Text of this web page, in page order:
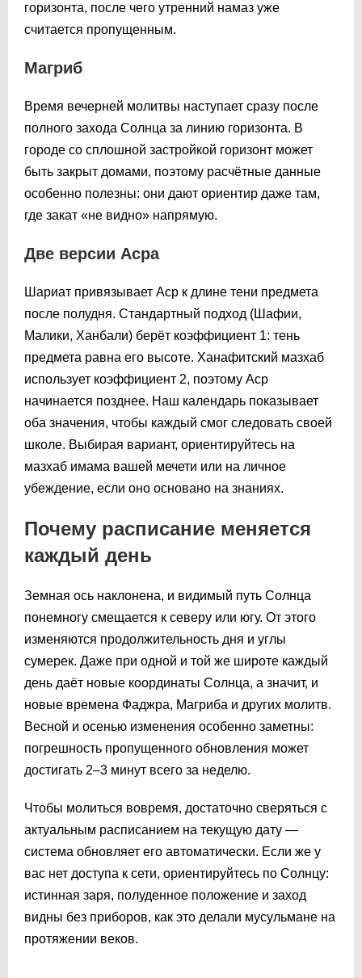
горизонта, после чего утренний намаз уже
считается пропущенным.
Магриб
Время вечерней молитвы наступает сразу после
полного захода Солнца за линию горизонта. В
городе со сплошной застройкой горизонт может
быть закрыт домами, поэтому расчётные данные
особенно полезны: они дают ориентир даже там,
где закат «не видно» напрямую.
Две версии Асра
Шариат привязывает Аср к длине тени предмета
после полудня. Стандартный подход (Шафии,
Малики, Ханбали) берёт коэффициент 1: тень
предмета равна его высоте. Ханафитский мазхаб
использует коэффициент 2, поэтому Аср
начинается позднее. Наш календарь показывает
оба значения, чтобы каждый смог следовать своей
школе. Выбирая вариант, ориентируйтесь на
мазхаб имама вашей мечети или на личное
убеждение, если оно основано на знаниях.
Почему расписание меняется
каждый день
Земная ось наклонена, и видимый путь Солнца
понемногу смещается к северу или югу. От этого
изменяются продолжительность дня и углы
сумерек. Даже при одной и той же широте каждый
день даёт новые координаты Солнца, а значит, и
новые времена Фаджра, Магриба и других молитв.
Весной и осенью изменения особенно заметны:
погрешность пропущенного обновления может
достигать 2–3 минут всего за неделю.
Чтобы молиться вовремя, достаточно сверяться с
актуальным расписанием на текущую дату —
система обновляет его автоматически. Если же у
вас нет доступа к сети, ориентируйтесь по Солнцу:
истинная заря, полуденное положение и заход
видны без приборов, как это делали мусульмане на
протяжении веков.